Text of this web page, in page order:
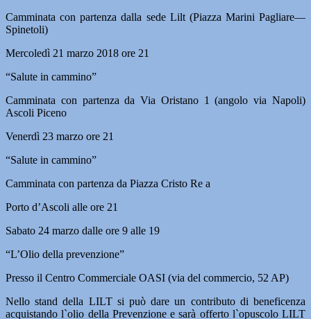
Camminata con partenza dalla sede Lilt (Piazza Marini Pagliare—
Spinetoli)
Mercoledì 21 marzo 2018 ore 21
“Salute in cammino”
Camminata con partenza da Via Oristano 1 (angolo via Napoli)
Ascoli Piceno
Venerdì 23 marzo ore 21
“Salute in cammino”
Camminata con partenza da Piazza Cristo Re a
Porto d’Ascoli alle ore 21
Sabato 24 marzo dalle ore 9 alle 19
“L’Olio della prevenzione”
Presso il Centro Commerciale OASI (via del commercio, 52 AP)
Nello stand della LILT si può dare un contributo di beneficenza
acquistando l`olio della Prevenzione e sarà offerto l`opuscolo LILT